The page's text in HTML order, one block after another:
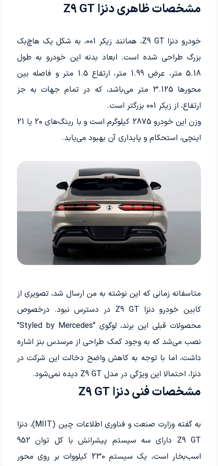
مشخصات ظاهری دنزا Z9 GT
خودرو دنزا Z9 GT، همانند زیکر 001، به شکل یک هاچ‌بک
بزرگ طراحی شده است. ابعاد بدنه این خودرو به طول
5.18 متر، عرض 1.99 متر، ارتفاع 1.5 متر و فاصله بین
محورها 3.125 متر می‌باشد، که در تمام جهات به جز
ارتفاع، از زیکر 001 بزرگتر است.
وزن این خودرو 2875 کیلوگرم است و با رینگ‌های 20 یا 21
اینچی، استحکام و پایداری آن بهبود می‌یابد.
متاسفانه زمانی که این نوشته به من ارسال شد، تصویری از
کابین خودرو دنزا Z9 GT در دسترس نبود. درخصوص
محصولات قبلی این برند، لوگوی "Styled by Mercedes"
نصب می‌شد که به وجود کمک طراحی از مرسدس بنز اشاره
داشت، اما با توجه به کاهش واضح دخالت این شرکت در
دنزا، احتمالا این ویژگی در مدل Z9 GT دیده نمی‌شود.
مشخصات فنی دنزا Z9 GT
به گفته وزارت صنعت و فناوری اطلاعات چین (MIIT)، دنزا
Z9 GT دارای سه سیستم پیشرانش با کل توان 952
اسب‌بخار است، یک سیستم 230 کیلووات بر روی محور